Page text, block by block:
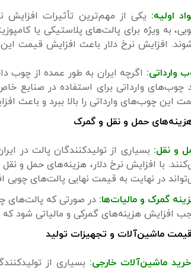
اولیه: یکی از مهم‌ترین تأثیرات افزایش
به ویژه برای پالت‌های پلاستیکی یا
افزایش نرخ دلار باعث افزایش قیمت
وارداتی: اگرچه ایران به طور عمده از چوب
چوب‌های وارداتی برای استفاده در صنایع
این چوب‌های وارداتی را بالا ببرد و باعث
و نقل: بسیاری از تولیدکنندگان پالت در
با افزایش نرخ دلار، هزینه‌های حمل و
در نهایت به قیمت نهایی پالت‌های چوبی
گمرک و مالیات‌ها: در صورتی که پالت‌های
افزایش هزینه‌های گمرکی و مالیاتی شود
خرید ماشین‌آلات خارجی: بسیاری از